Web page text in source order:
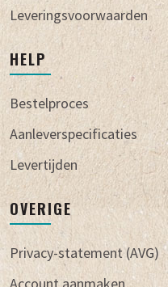
Leveringsvoorwaarden
HELP
Bestelproces
Aanleverspecificaties
Levertijden
OVERIGE
Privacy-statement (AVG)